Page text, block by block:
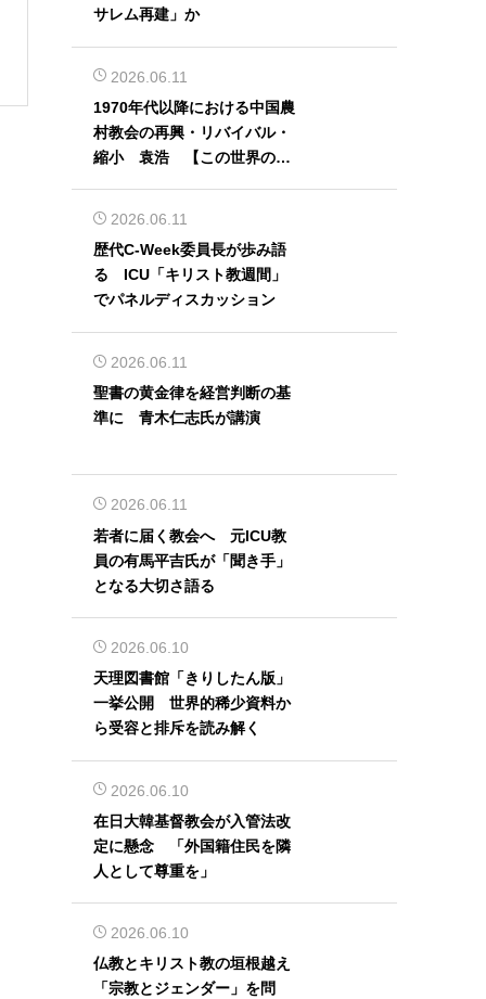
サレム再建」か
2026.06.11
1970年代以降における中国農
村教会の再興・リバイバル・
縮小 袁浩 【この世界の片
2026.06.11
歴代C-Week委員長が歩み語
る ICU「キリスト教週間」
でパネルディスカッション
2026.06.11
聖書の黄金律を経営判断の基
準に 青木仁志氏が講演
2026.06.11
若者に届く教会へ 元ICU教
員の有馬平吉氏が「聞き手」
となる大切さ語る
2026.06.10
天理図書館「きりしたん版」
一挙公開 世界的稀少資料か
ら受容と排斥を読み解く
2026.06.10
在日大韓基督教会が入管法改
定に懸念 「外国籍住民を隣
人として尊重を」
2026.06.10
仏教とキリスト教の垣根越え
「宗教とジェンダー」を問